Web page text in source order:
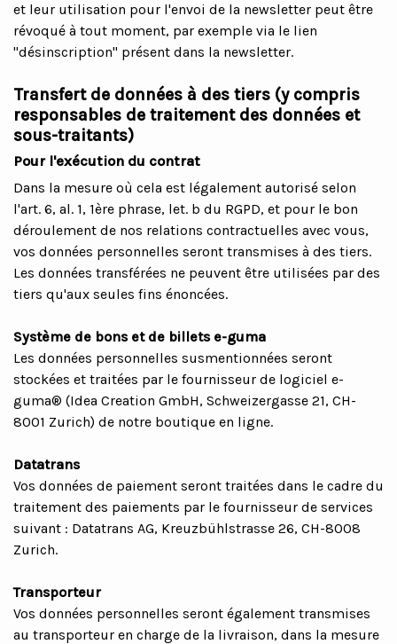
et leur utilisation pour l'envoi de la newsletter peut être
révoqué à tout moment, par exemple via le lien
"désinscription" présent dans la newsletter.
Transfert de données à des tiers (y compris
responsables de traitement des données et
sous-traitants)
Pour l'exécution du contrat
Dans la mesure où cela est légalement autorisé selon
l'art. 6, al. 1, 1ère phrase, let. b du RGPD, et pour le bon
déroulement de nos relations contractuelles avec vous,
vos données personnelles seront transmises à des tiers.
Les données transférées ne peuvent être utilisées par des
tiers qu'aux seules fins énoncées.
Système de bons et de billets e-guma
Les données personnelles susmentionnées seront
stockées et traitées par le fournisseur de logiciel e-
guma® (Idea Creation GmbH, Schweizergasse 21, CH-
8001 Zurich) de notre boutique en ligne.
Datatrans
Vos données de paiement seront traitées dans le cadre du
traitement des paiements par le fournisseur de services
suivant : Datatrans AG, Kreuzbühlstrasse 26, CH-8008
Zurich.
Transporteur
Vos données personnelles seront également transmises
au transporteur en charge de la livraison, dans la mesure